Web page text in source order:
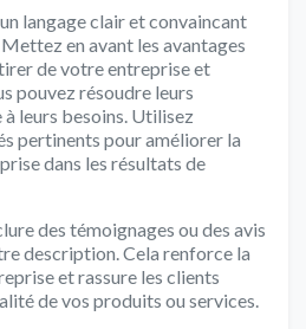
langage clair et convaincant
en avant les avantages
de votre entreprise et
pouvez résoudre leurs
leurs besoins. Utilisez
pertinents pour améliorer la
dans les résultats de
des témoignages ou des avis
description. Cela renforce la
et rassure les clients
de vos produits ou services.